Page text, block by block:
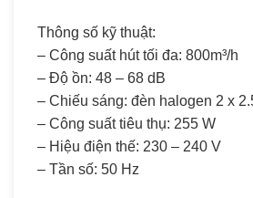
Thông số kỹ thuật:
– Công suất hút tối đa: 800m³/h
– Độ ồn: 48 – 68 dB
– Chiếu sáng: đèn halogen 2 x
– Công suất tiêu thụ: 255 W
– Hiệu điện thế: 230 – 240 V
– Tần số: 50 Hz